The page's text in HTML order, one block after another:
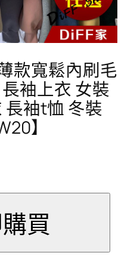
款寬鬆內刷毛
袖上衣 女裝
長袖t恤 冬裝
】